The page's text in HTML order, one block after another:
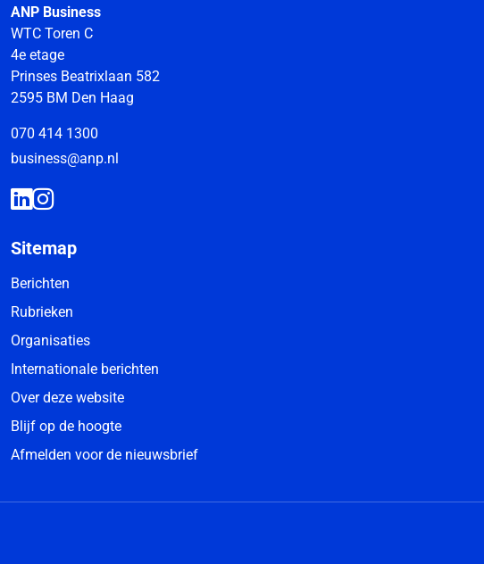
ANP Business
WTC Toren C
4e etage
Prinses Beatrixlaan 582
2595 BM Den Haag
070 414 1300
business@anp.nl
Sitemap
Berichten
Rubrieken
Organisaties
Internationale berichten
Over deze website
Blijf op de hoogte
Afmelden voor de nieuwsbrief